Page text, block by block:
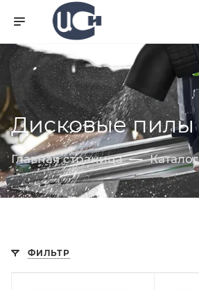
Дисковые пилы
Главная страница — Каталог
ФИЛЬТР